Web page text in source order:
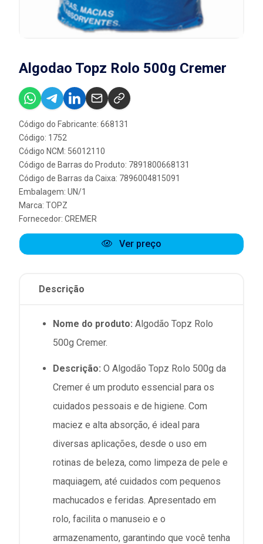
Algodao Topz Rolo 500g Cremer
Código do Fabricante: 668131
Código: 1752
Código NCM: 56012110
Código de Barras do Produto: 7891800668131
Código de Barras da Caixa: 7896004815091
Embalagem: UN/1
Marca: TOPZ
Fornecedor: CREMER
Ver preço
Descrição
Nome do produto: Algodão Topz Rolo
500g Cremer.
Descrição: O Algodão Topz Rolo 500g da
Cremer é um produto essencial para os
cuidados pessoais e de higiene. Com
maciez e alta absorção, é ideal para
diversas aplicações, desde o uso em
rotinas de beleza, como limpeza de pele e
maquiagem, até cuidados com pequenos
machucados e feridas. Apresentado em
rolo, facilita o manuseio e o
armazenamento, garantindo que você tenha